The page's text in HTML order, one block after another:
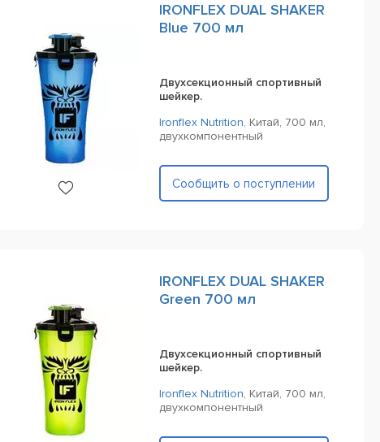
IRONFLEX DUAL SHAKER
Blue 700 мл
Двухсекционный спортивный
шейкер.
Ironflex Nutrition, Китай, 700 мл,
двухкомпонентный
Сообщить о поступлении
IRONFLEX DUAL SHAKER
Green 700 мл
Двухсекционный спортивный
шейкер.
Ironflex Nutrition, Китай, 700 мл,
двухкомпонентный